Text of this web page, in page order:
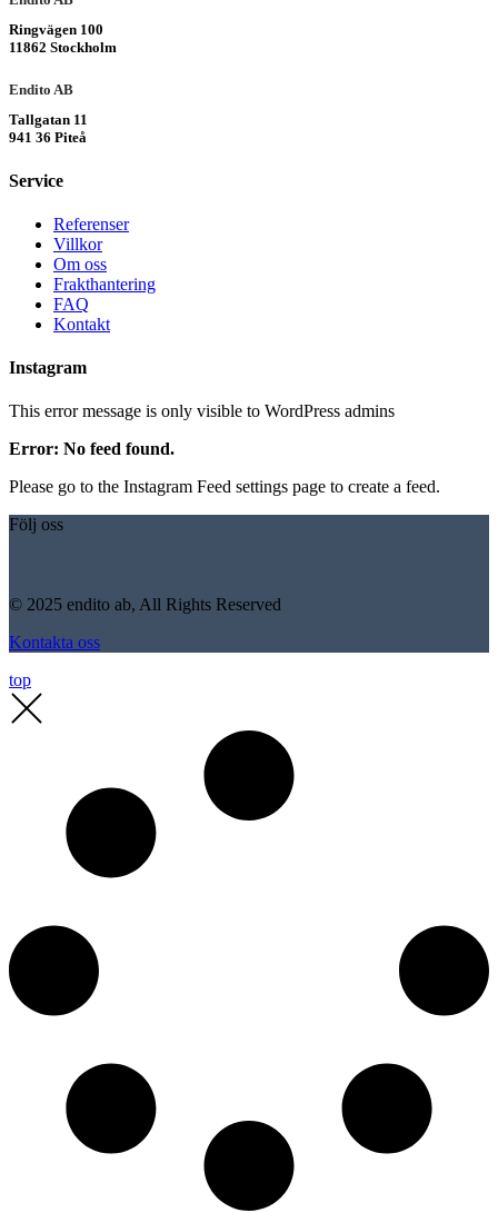
Ringvägen 100
11862 Stockholm
Endito AB
Tallgatan 11
941 36 Piteå
Service
Referenser
Villkor
Om oss
Frakthantering
FAQ
Kontakt
Instagram
This error message is only visible to WordPress admins
Error: No feed found.
Please go to the Instagram Feed settings page to create a feed.
Följ oss
© 2025 endito ab, All Rights Reserved
Kontakta oss
top